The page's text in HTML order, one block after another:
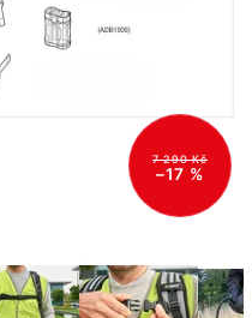
7 290 Kč
–17 %